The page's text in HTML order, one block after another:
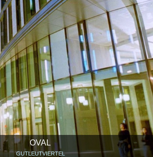
OVAL
GUTLEUTVIERTEL